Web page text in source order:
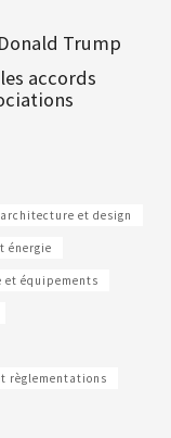
Trump
accords
et design
énergie
et équipements
règlementations